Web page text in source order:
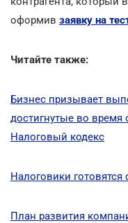
оформив заявку на
Читайте также:
Бизнес призывает
достигнутые во
Налоговый кодекс
Налоговики готовятся
План развития